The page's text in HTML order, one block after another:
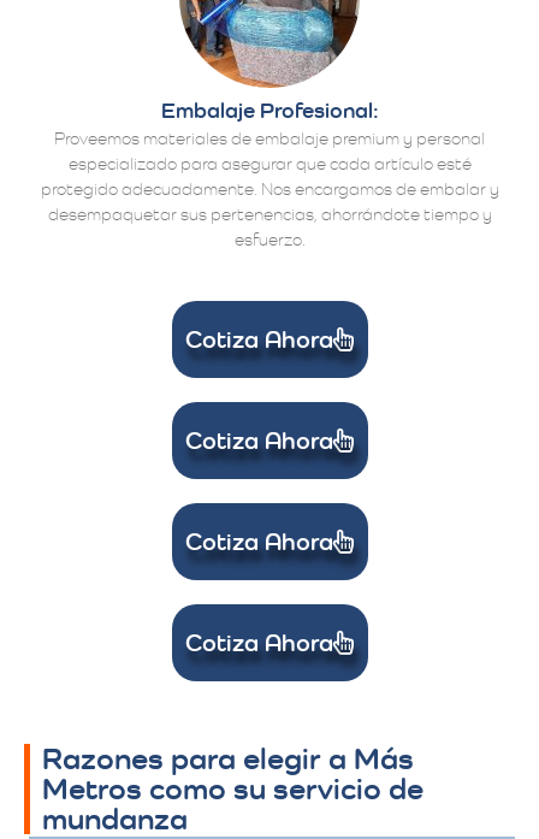
Embalaje Profesional:
Proveemos materiales de embalaje premium y personal
especializado para asegurar que cada artículo esté
protegido adecuadamente. Nos encargamos de embalar y
desempaquetar sus pertenencias, ahorrándote tiempo y
esfuerzo.
Cotiza Ahora
Cotiza Ahora
Cotiza Ahora
Cotiza Ahora
Razones para elegir a Más
Metros como su servicio de
mundanza